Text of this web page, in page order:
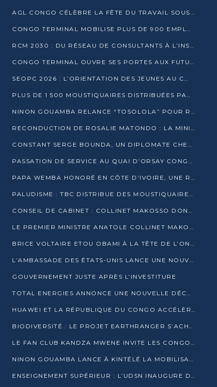
AGL CONGO CÉLÈBRE LA FÊTE DU TRAVAIL SOUS LE SIGNE DE LA COHÉSION
CONGO TERMINAL MOBILISE PLUS DE 900 EMPLOYÉS AUTOUR DE LA SÉCURITÉ AU TRAVAIL
RCM 2030 : DU RÉSEAU DE CONSULTANTS À L’INSTRUMENT DE PUISSANCE EN AFRIQUE FRANCOPHONE
CONGO TERMINAL OUVRE SES PORTES AUX FUTURS INGÉNIEURS AU FORUM DES MÉTIERS D’UCAC-ICAM
SEOPC 2026 : L’ORIENTATION DES JEUNES AU CŒUR DE LA DEUXIÈME ÉDITION
PLUS DE 1 500 MOUSTIQUAIRES DISTRIBUÉES PAR AGL ET CONGO TERMINAL DANS LA LUTTE CONTRE LE PALUDISME
NINON GOUAMBA RELANCE “TOSOLOLA” POUR RENFORCER LE DIALOGUE AVEC LES CITOYENS
RECONDUCTION DE ROSALIE MATONDO : LA MINISTRE PROMET D’ACCÉLÉRER LE TRAITEMENT DES DOSSIERS ET DE RELEVER DE NOUVEAUX DÉFIS
CONSTANT SERGE BOUNDA, UN DIPLOMATE CHEVRONNÉ AUX COMMANDES DES AFFAIRES ÉTRANGÈRES
PASSATION DE SERVICE AU QUAI D’ORSAY CONGOLAIS : GAKOSSO PASSE LE FLAMBEAU À BOUNDA
PAPA WEMBA HONORÉ EN CÔTE D’IVOIRE, UNE RUE PORTE DÉSORMAIS SON NOM
PALUDISME : TBC DISTRIBUE DES MOUSTIQUAIRES DANS DEUX CSI DE BRAZZAVILLE
CONSEIL DE CABINET : COLLINET MAKOSSO DONNE SES DERNIÈRES ORIENTATIONS
LE PREMIER MINISTRE ANATOLE COLLINET MAKOSSO DÉMISSIONNE AVEC SON GOUVERNEMENT
BRICE VOLTAIRE ETOU OBAMI À LA TÊTE DE L’ONEC-C POUR TROIS ANS
L’AMBASSADE DES ÉTATS-UNIS LANCE UNE NOUVELLE COHORTE DU PROGRAMME ACCESS MICRO-SCHOLARSHIP
GOUVERNEMENT JUSTE APRÈS L’INVESTITURE
TOTAL ENERGIES ANNONCE UNE NOUVELLE DÉCOUVERTE D’HYDROCARBURES SUR LE PERMIS MOHO AU LARGE DU CONGO
HUAWEI ET LA RÉPUBLIQUE DU CONGO ACCÉLÈRENT LEUR PARTENARIAT
BIODIVERSITÉ : LE PROJET EARTHRANGER S’ACHÈVE, MAIS LES DÉFIS DEMEURENT
LE FAN CLUB KANDZA MWENE INVITE LES CONGOLAIS À UNE FORTE AFFLUENCE AU STADE DE KINTÉLÉ
NINON GOUAMBA LANCE À KINTÉLÉ LA MOBILISATION POUR L’INVESTITURE DR DSN
ENSEIGNEMENT SUPÉRIEUR : L’UDSN INAUGURE DES LABORATOIRES POUR BOOSTER LA FORMATION PRATIQUE